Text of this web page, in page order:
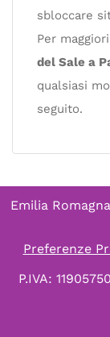
sbloccare
Per
del Sale a
qualsiasi
seguito.
Emilia
Preferenze
P.IVA: